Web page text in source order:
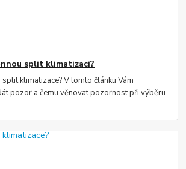
split klimatizaci?
split klimatizace? V tomto článku Vám
pozor a čemu věnovat pozornost při výběru.